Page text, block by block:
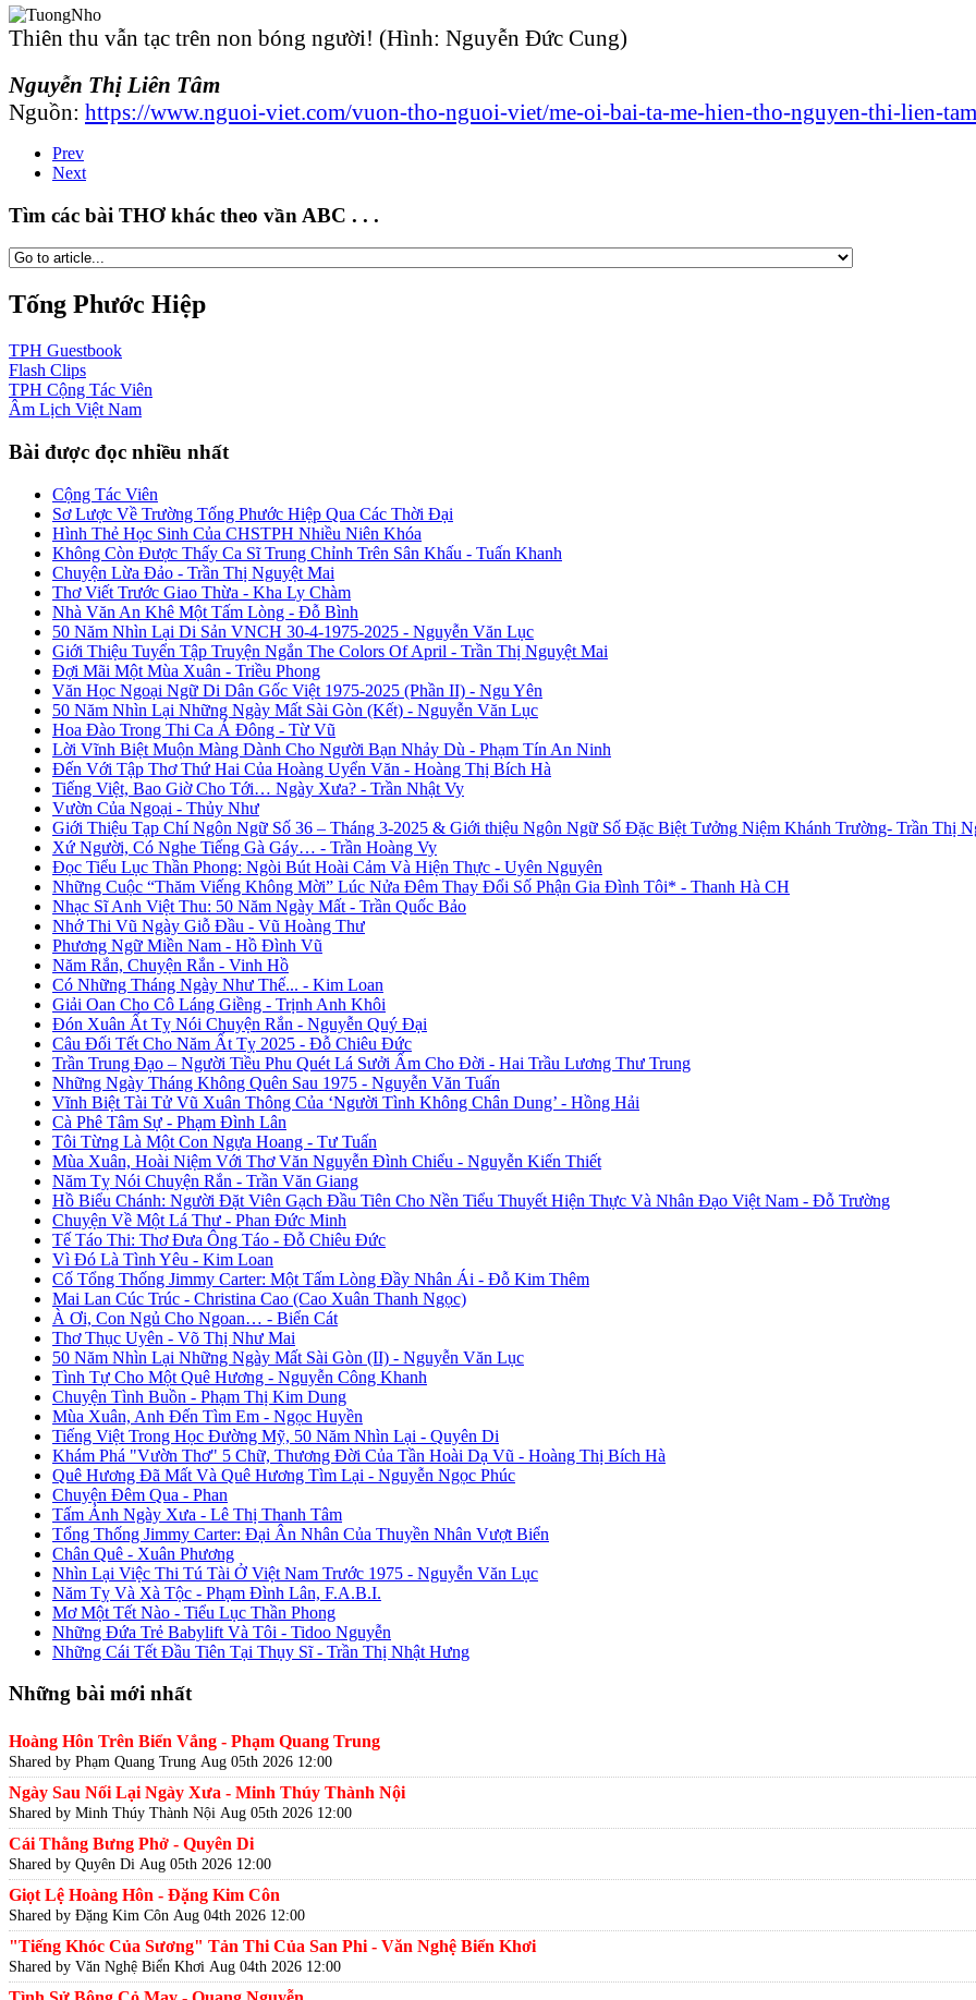
Thiên thu vẫn tạc trên non bóng người! (Hình: Nguyễn Đức Cung)
Nguyễn Thị Liên Tâm
Nguồn: https://www.nguoi-viet.com/vuon-tho-nguoi-viet/me-oi-bai-ta-me-hien-tho-nguyen-thi-lien-
Prev
Next
Tìm các bài THƠ khác theo vần ABC . . .
Tống Phước Hiệp
TPH Guestbook
Flash Clips
TPH Cộng Tác Viên
Âm Lịch Việt Nam
Bài được đọc nhiều nhất
Cộng Tác Viên
Sơ Lược Về Trường Tống Phước Hiệp Qua Các Thời Đại
Hình Thẻ Học Sinh Của CHSTPH Nhiều Niên Khóa
Không Còn Được Thấy Ca Sĩ Trung Chỉnh Trên Sân Khấu - Tuấn Khanh
Chuyện Lừa Đảo - Trần Thị Nguyệt Mai
Thơ Viết Trước Giao Thừa - Kha Ly Chàm
Nhà Văn An Khê Một Tấm Lòng - Đỗ Bình
50 Năm Nhìn Lại Di Sản VNCH 30-4-1975-2025 - Nguyễn Văn Lục
Giới Thiệu Tuyển Tập Truyện Ngắn The Colors Of April - Trần Thị Nguyệt Mai
Đợi Mãi Một Mùa Xuân - Triều Phong
Văn Học Ngoại Ngữ Di Dân Gốc Việt 1975-2025 (Phần II) - Ngu Yên
50 Năm Nhìn Lại Những Ngày Mất Sài Gòn (Kết) - Nguyễn Văn Lục
Hoa Đào Trong Thi Ca Á Đông - Từ Vũ
Lời Vĩnh Biệt Muộn Màng Dành Cho Người Bạn Nhảy Dù - Phạm Tín An Ninh
Đến Với Tập Thơ Thứ Hai Của Hoàng Uyển Văn - Hoàng Thị Bích Hà
Tiếng Việt, Bao Giờ Cho Tới… Ngày Xưa? - Trần Nhật Vy
Vườn Của Ngoại - Thủy Như
Giới Thiệu Tạp Chí Ngôn Ngữ Số 36 – Tháng 3-2025 & Giới thiệu Ngôn Ngữ Số Đặc Biệt Tưởng Niệm Khánh Trường- Trần Thị
Xứ Người, Có Nghe Tiếng Gà Gáy… - Trần Hoàng Vy
Đọc Tiểu Lục Thần Phong: Ngòi Bút Hoài Cảm Và Hiện Thực - Uyên Nguyên
Những Cuộc “Thăm Viếng Không Mời” Lúc Nửa Đêm Thay Đổi Số Phận Gia Đình Tôi* - Thanh Hà CH
Nhạc Sĩ Anh Việt Thu: 50 Năm Ngày Mất - Trần Quốc Bảo
Nhớ Thi Vũ Ngày Giỗ Đầu - Vũ Hoàng Thư
Phương Ngữ Miền Nam - Hồ Đình Vũ
Năm Rắn, Chuyện Rắn - Vinh Hồ
Có Những Tháng Ngày Như Thế... - Kim Loan
Giải Oan Cho Cô Láng Giềng - Trịnh Anh Khôi
Đón Xuân Ất Tỵ Nói Chuyện Rắn - Nguyễn Quý Đại
Câu Đối Tết Cho Năm Ất Tỵ 2025 - Đỗ Chiêu Đức
Trần Trung Đạo – Người Tiều Phu Quét Lá Sưởi Ấm Cho Đời - Hai Trầu Lương Thư Trung
Những Ngày Tháng Không Quên Sau 1975 - Nguyễn Văn Tuấn
Vĩnh Biệt Tài Tử Vũ Xuân Thông Của ‘Người Tình Không Chân Dung’ - Hồng Hải
Cà Phê Tâm Sự - Phạm Đình Lân
Tôi Từng Là Một Con Ngựa Hoang - Tư Tuấn
Mùa Xuân, Hoài Niệm Với Thơ Văn Nguyễn Đình Chiểu - Nguyễn Kiến Thiết
Năm Tỵ Nói Chuyện Rắn - Trần Văn Giang
Hồ Biểu Chánh: Người Đặt Viên Gạch Đầu Tiên Cho Nền Tiểu Thuyết Hiện Thực Và Nhân Đạo Việt Nam - Đỗ Trường
Chuyện Về Một Lá Thư - Phan Đức Minh
Tế Táo Thi: Thơ Đưa Ông Táo - Đỗ Chiêu Đức
Vì Đó Là Tình Yêu - Kim Loan
Cố Tổng Thống Jimmy Carter: Một Tấm Lòng Đầy Nhân Ái - Đỗ Kim Thêm
Mai Lan Cúc Trúc - Christina Cao (Cao Xuân Thanh Ngọc)
À Ơi, Con Ngủ Cho Ngoan… - Biển Cát
Thơ Thục Uyên - Võ Thị Như Mai
50 Năm Nhìn Lại Những Ngày Mất Sài Gòn (II) - Nguyễn Văn Lục
Tình Tự Cho Một Quê Hương - Nguyễn Công Khanh
Chuyện Tình Buồn - Phạm Thị Kim Dung
Mùa Xuân, Anh Đến Tìm Em - Ngọc Huyền
Tiếng Việt Trong Học Đường Mỹ, 50 Năm Nhìn Lại - Quyên Di
Khám Phá "Vườn Thơ" 5 Chữ, Thương Đời Của Tần Hoài Dạ Vũ - Hoàng Thị Bích Hà
Quê Hương Đã Mất Và Quê Hương Tìm Lại - Nguyễn Ngọc Phúc
Chuyện Đêm Qua - Phan
Tấm Ảnh Ngày Xưa - Lê Thị Thanh Tâm
Tổng Thống Jimmy Carter: Đại Ân Nhân Của Thuyền Nhân Vượt Biển
Chân Quê - Xuân Phương
Nhìn Lại Việc Thi Tú Tài Ở Việt Nam Trước 1975 - Nguyễn Văn Lục
Năm Tỵ Và Xà Tộc - Phạm Đình Lân, F.A.B.I.
Mơ Một Tết Nào - Tiểu Lục Thần Phong
Những Đứa Trẻ Babylift Và Tôi - Tidoo Nguyễn
Những Cái Tết Đầu Tiên Tại Thụy Sĩ - Trần Thị Nhật Hưng
Những bài mới nhất
Hoàng Hôn Trên Biển Vắng - Phạm Quang Trung
Shared by Phạm Quang Trung Aug 05th 2026 12:00
Ngày Sau Nối Lại Ngày Xưa - Minh Thúy Thành Nội
Shared by Minh Thúy Thành Nội Aug 05th 2026 12:00
Cái Thằng Bưng Phở - Quyên Di
Shared by Quyên Di Aug 05th 2026 12:00
Giọt Lệ Hoàng Hôn - Đặng Kim Côn
Shared by Đặng Kim Côn Aug 04th 2026 12:00
"Tiếng Khóc Của Sương" Tản Thi Của San Phi - Văn Nghệ Biển Khơi
Shared by Văn Nghệ Biển Khơi Aug 04th 2026 12:00